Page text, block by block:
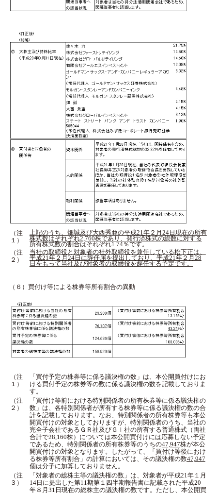
（注
１）
上記のうち、畑誠及び大西秀亜の平成21年２月24日現在の所有
株式数はそれぞれ2,760株であり、発行済株式の総数に対する
所有株式数の割合はそれぞれ1.74％です。
（注
２）
当社の取締役と対象者の社外取締役を兼任している松下正は、
平成21年２月24日に辞任届を提出しており、平成21年２月28
日をもって当社及び対象者の取締役を辞任する予定です。
（６）買付け等による株券等所有割合の異動
（注
１）
「買付予定の株券等に係る議決権の数」は、本公開買付けにお
ける買付予定の株券等の数に係る議決権の数を記載しておりま
す。
（注
２）
「買付け等前における特別関係者の所有株券等に係る議決権の
数」は、各特別関係者が所有する株券等に係る議決権の数の合
計を記載しております。なお、特別関係者の所有株券等も本公
開買付けの対象としておりますが、特別関係者のうち、当社の
完全子会社であるＧＲ社及びＧＩ社の所有する普通株式（両社
合計で28,160株）については本公開買付けには応募しない予定
であるため、特別関係者の所有株券等のうちの47,947株が本公
開買付けの対象となります。したがって、「買付け等後におけ
る株券等所有割合」の計算においては、その議決権の数47,947
個は分子に加算しておりません。
（注
３）
「対象者の総株主等の議決権の数」は、対象者が平成21年１月
14日に提出した第11期第１四半期報告書に記載された平成20
年８月31日現在の総株主の議決権の数です。ただし、本公開買